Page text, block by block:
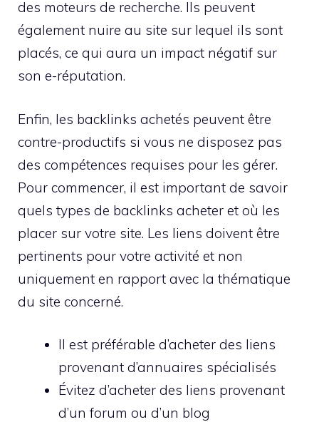
des moteurs de recherche. Ils peuvent
également nuire au site sur lequel ils sont
placés, ce qui aura un impact négatif sur
son e-réputation.
Enfin, les backlinks achetés peuvent être
contre-productifs si vous ne disposez pas
des compétences requises pour les gérer.
Pour commencer, il est important de savoir
quels types de backlinks acheter et où les
placer sur votre site. Les liens doivent être
pertinents pour votre activité et non
uniquement en rapport avec la thématique
du site concerné.
Il est préférable d’acheter des liens
provenant d’annuaires spécialisés
Évitez d’acheter des liens provenant
d’un forum ou d’un blog